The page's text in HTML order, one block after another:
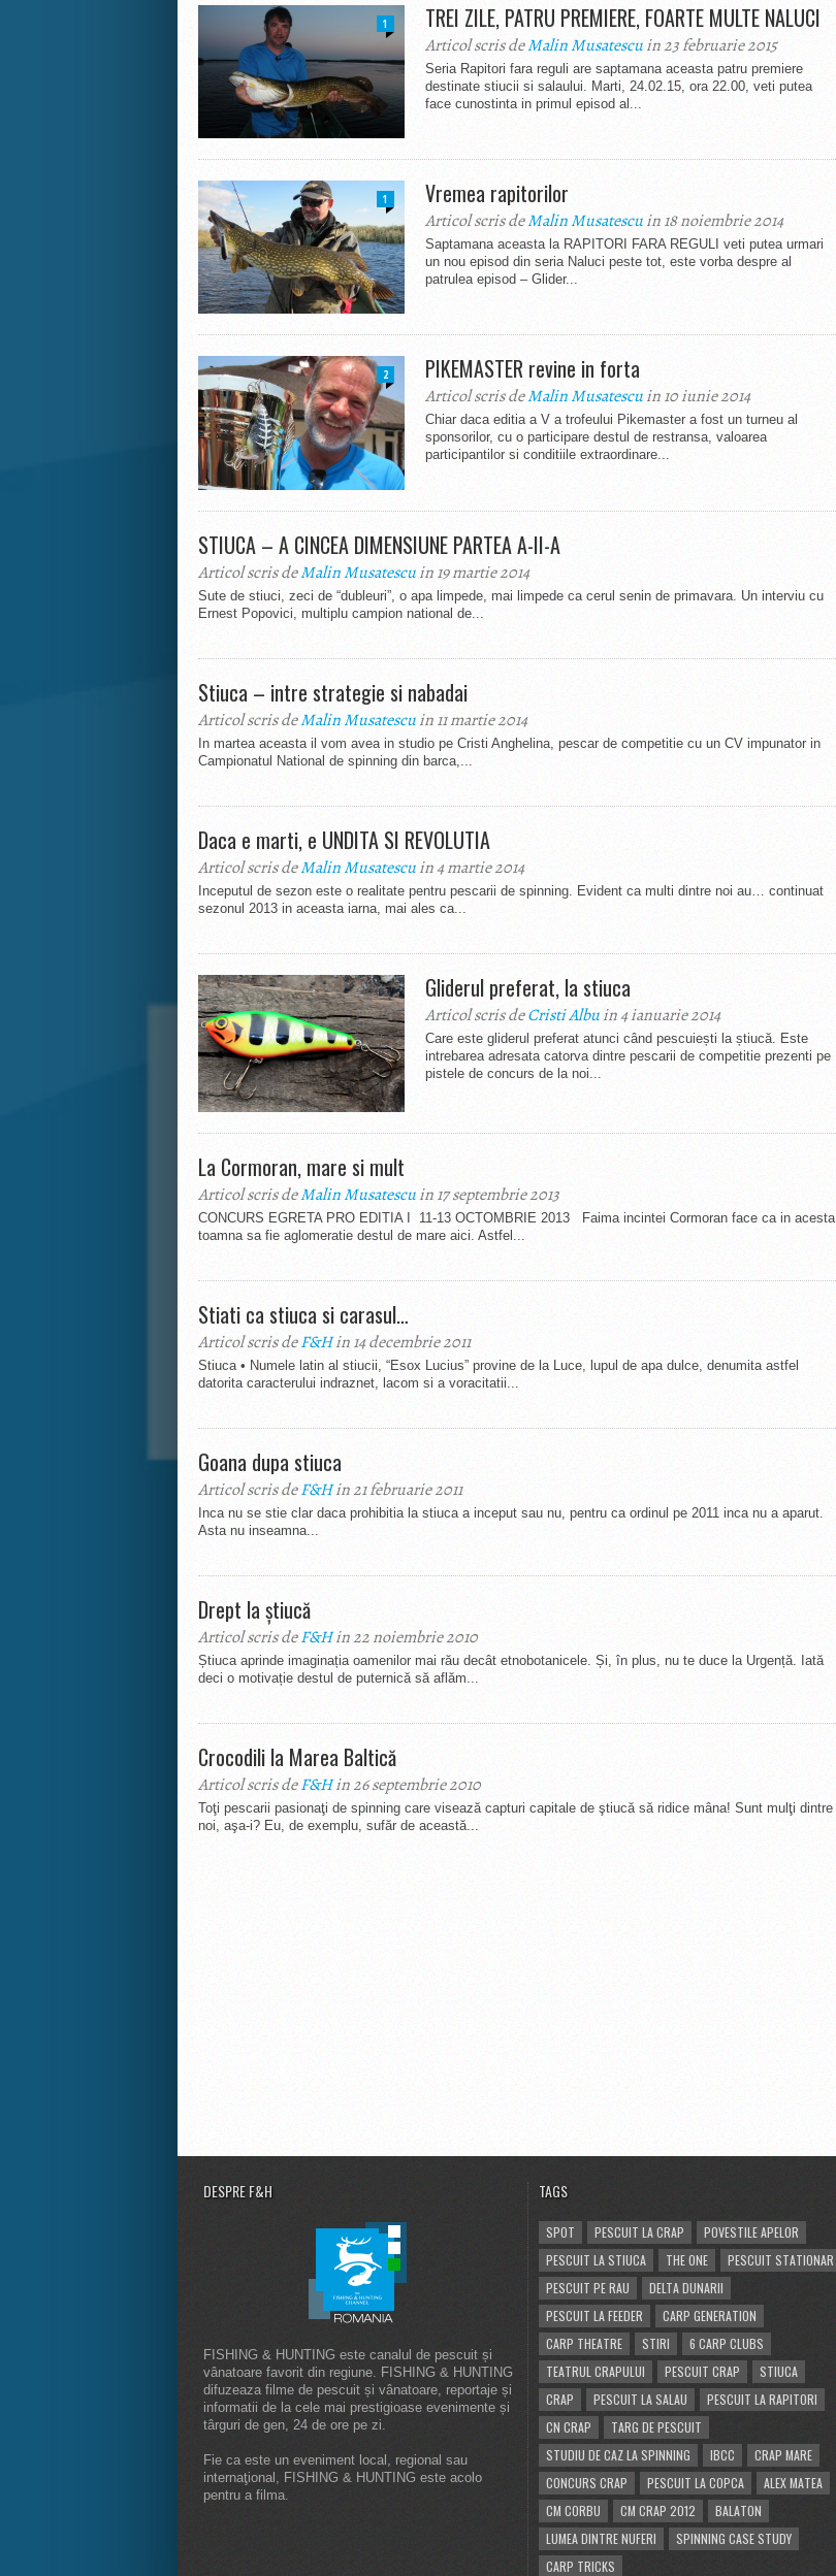
1 TREI ZILE, PATRU PREMIERE, FOARTE MULTE NALUCI
Articol scris deMalin Musatescuin 23 februarie 2015
Seria Rapitori fara reguli are saptamana aceasta patru premiere
destinate stiucii si salaului. Marti, 24.02.15, ora 22.00, veti putea
face cunostinta in primul episod al...
1 Vremea rapitorilor
Articol scris deMalin Musatescuin 18 noiembrie 2014
Saptamana aceasta la RAPITORI FARA REGULI veti putea urmari
un nou episod din seria Naluci peste tot, este vorba despre al
patrulea episod – Glider...
2 PIKEMASTER revine in forta
Articol scris deMalin Musatescuin 10 iunie 2014
Chiar daca editia a V a trofeului Pikemaster a fost un turneu al
sponsorilor, cu o participare destul de restransa, valoarea
participantilor si conditiile extraordinare...
STIUCA – A CINCEA DIMENSIUNE PARTEA A-II-A
Articol scris deMalin Musatescuin 19 martie 2014
Sute de stiuci, zeci de “dubleuri”, o apa limpede, mai limpede ca cerul senin de primavara. Un interviu cu
Ernest Popovici, multiplu campion national de...
Stiuca – intre strategie si nabadai
Articol scris deMalin Musatescuin 11 martie 2014
In martea aceasta il vom avea in studio pe Cristi Anghelina, pescar de competitie cu un CV impunator in
Campionatul National de spinning din barca,...
Daca e marti, e UNDITA SI REVOLUTIA
Articol scris deMalin Musatescuin 4 martie 2014
Inceputul de sezon este o realitate pentru pescarii de spinning. Evident ca multi dintre noi au… continuat
sezonul 2013 in aceasta iarna, mai ales ca...
Gliderul preferat, la stiuca
Articol scris deCristi Albuin 4 ianuarie 2014
Care este gliderul preferat atunci când pescuiești la știucă. Este
intrebarea adresata catorva dintre pescarii de competitie prezenti pe
pistele de concurs de la noi...
La Cormoran, mare si mult
Articol scris deMalin Musatescuin 17 septembrie 2013
CONCURS EGRETA PRO EDITIA I 11-13 OCTOMBRIE 2013 Faima incintei Cormoran face ca in acesta
toamna sa fie aglomeratie destul de mare aici. Astfel...
Stiati ca stiuca si carasul…
Articol scris deF&Hin 14 decembrie 2011
Stiuca • Numele latin al stiucii, “Esox Lucius” provine de la Luce, lupul de apa dulce, denumita astfel
datorita caracterului indraznet, lacom si a voracitatii...
Goana dupa stiuca
Articol scris deF&Hin 21 februarie 2011
Inca nu se stie clar daca prohibitia la stiuca a inceput sau nu, pentru ca ordinul pe 2011 inca nu a aparut.
Asta nu inseamna...
Drept la știucă
Articol scris deF&Hin 22 noiembrie 2010
Știuca aprinde imaginația oamenilor mai rău decât etnobotanicele. Și, în plus, nu te duce la Urgență. Iată
deci o motivație destul de puternică să aflăm...
Crocodili la Marea Baltică
Articol scris deF&Hin 26 septembrie 2010
Toţi pescarii pasionaţi de spinning care visează capturi capitale de ştiucă să ridice mâna! Sunt mulţi dintre
noi, aşa-i? Eu, de exemplu, sufăr de această...
DESPRE F&H
FISHING & HUNTING este canalul de pescuit și
vânatoare favorit din regiune. FISHING & HUNTING
difuzeaza filme de pescuit și vânatoare, reportaje și
informatii de la cele mai prestigioase evenimente și
târguri de gen, 24 de ore pe zi.
Fie ca este un eveniment local, regional sau
internaţional, FISHING & HUNTING este acolo
pentru a filma.
TAGS
SPOT PESCUIT LA CRAP
POVESTILE APELOR
PESCUIT LA STIUCA
THE ONE
PESCUIT STATIONAR
PESCUIT PE RAU
DELTA DUNARII
PESCUIT LA FEEDER
CARP GENERATION
CARP THEATRE
STIRI
6 CARP CLUBS
TEATRUL CRAPULUI
PESCUIT CRAP
STIUCA
CRAP
PESCUIT LA SALAU
PESCUIT LA RAPITORI
CN CRAP
TARG DE PESCUIT
STUDIU DE CAZ LA SPINNING
IBCC
CRAP MARE
CONCURS CRAP
PESCUIT LA COPCA
ALEX MATEA
CM CORBU
CM CRAP 2012
BALATON
LUMEA DINTRE NUFERI
SPINNING CASE STUDY
CARP TRICKS